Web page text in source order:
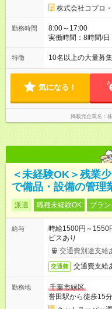
株式会社コプロ
勤務時間
8:00～17:00
実働時間：8時間/日 休憩1時間 残業はほ
る日が多い働き方
ので、 「今日やる
方を大切にしてい
特徴 10名以上の大量募集
気になる！
掲載元企業名
＜未経験OK＞残業
で備品・設備の管理
派遣 職種未経験OK ブラ
給与
時給1500円～
ビスあり
交通費別途支給
交通費 交通費支給
勤務地
千葉市緑区
誉田駅から徒歩15分